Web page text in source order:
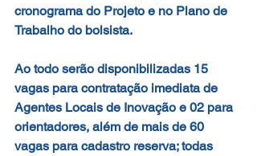
cronograma do Projeto e no Plano de
Trabalho do bolsista.
Ao todo serão disponibilizadas 15
vagas para contratação imediata de
Agentes Locais de Inovação e 02 para
orientadores, além de mais de 60
vagas para cadastro reserva; todas